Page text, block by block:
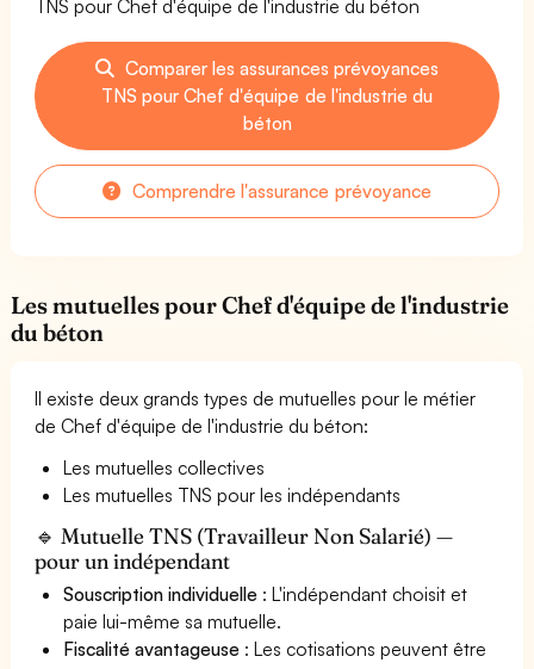
TNS pour Chef d'équipe de l'industrie du béton
Comparer les assurances prévoyances
TNS pour Chef d'équipe de l'industrie du
béton
Comprendre l'assurance prévoyance
Les mutuelles pour Chef d'équipe de l'industrie
du béton
Il existe deux grands types de mutuelles pour le métier
de Chef d'équipe de l'industrie du béton:
Les mutuelles collectives
Les mutuelles TNS pour les indépendants
🔹 Mutuelle TNS (Travailleur Non Salarié) —
pour un indépendant
Souscription individuelle : L'indépendant choisit et
paie lui-même sa mutuelle.
Fiscalité avantageuse : Les cotisations peuvent être